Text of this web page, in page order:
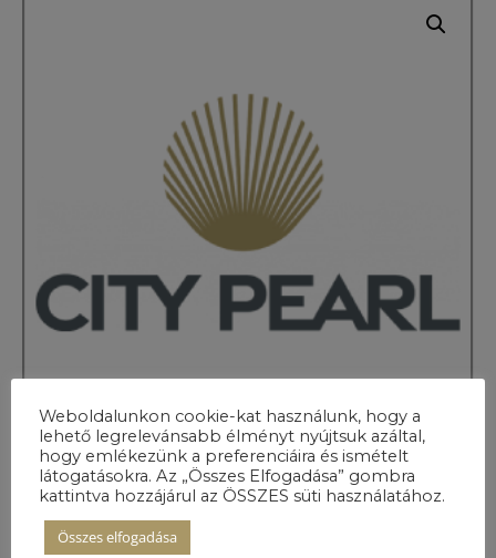
A lakás
részletei
Weboldalunkon cookie-kat használunk, hogy a
lehető legrelevánsabb élményt nyújtsuk azáltal,
hogy emlékezünk a preferenciáira és ismételt
látogatásokra. Az „Összes Elfogadása” gombra
kattintva hozzájárul az ÖSSZES süti használatához.
Összes elfogadása